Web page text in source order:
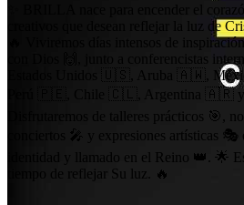
✨ BRILLA nace para encender el
creativos que desean reflejar la luz de
🔥 Viviremos días intensos de
con Dios 🙌, junto a conferencistas
Estados Unidos 🇺🇸, Aruba 🇦🇼,
Perú 🇵🇪, Chile 🇨🇱, Argentina 🇦🇷 y
Disfrutaremos de talleres prácticos 🎯,
conciertos 🎤 y expresiones artísticas 🎭
identidad y llamado en el Reino 👑. 🌟
tiempo de reflejar Su luz. 🔥